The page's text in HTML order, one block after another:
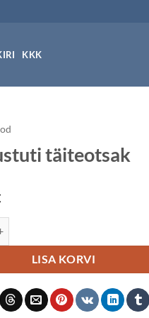
KKK
täiteotsak
LISA KORVI